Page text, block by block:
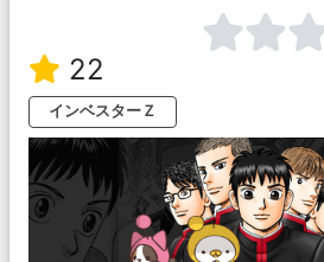
22
インベスターＺ